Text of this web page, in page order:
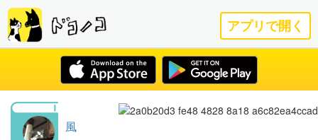
アプリで開く
風